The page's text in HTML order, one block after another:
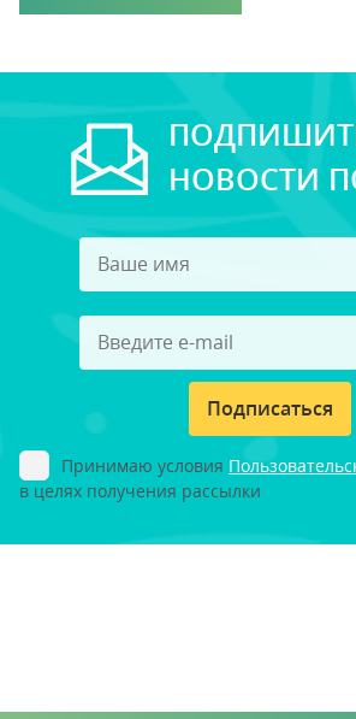
НОВОСТИ
Подписаться
Принимаю условия
в целях получения рассылки